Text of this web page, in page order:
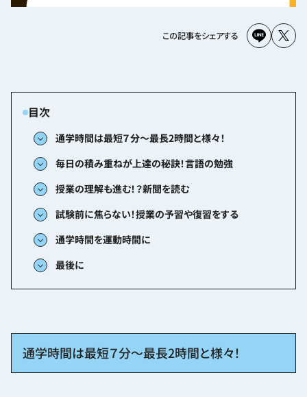
この記事をシェアする
通学時間は最短７分〜最長2時間と様々！
毎日の積み重ねが上達の秘訣！言語の勉強
授業の理解も進む！？新聞を読む
試験前に焦らない！授業の予習や復習をする
通学時間を運動時間に
最後に
通学時間は最短７分〜最長2時間と様々！